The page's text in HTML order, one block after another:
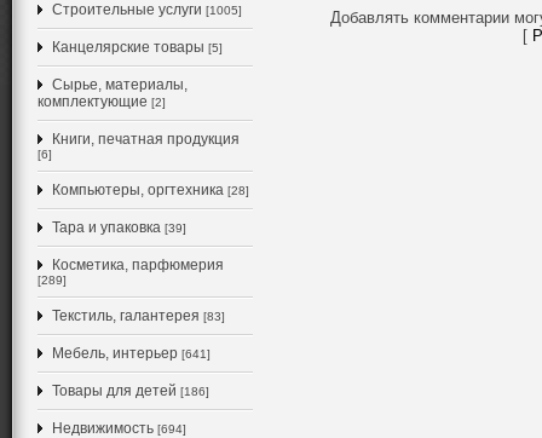
Строительные услуги [1005]
Канцелярские товары [5]
Сырье, материалы,
комплектующие [2]
Книги, печатная продукция
[6]
Компьютеры, оргтехника [28]
Тара и упаковка [39]
Косметика, парфюмерия
[289]
Текстиль, галантерея [83]
Мебель, интерьер [641]
Товары для детей [186]
Недвижимость [694]
Добавлять комментарии
[